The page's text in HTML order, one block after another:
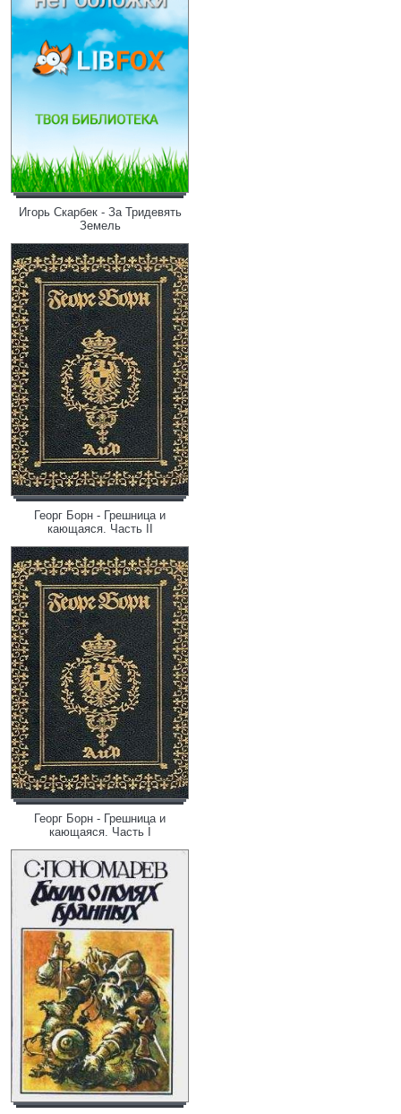
Игорь Скарбек - За Тридевять
Земель
Георг Борн - Грешница и
кающаяся. Часть II
Георг Борн - Грешница и
кающаяся. Часть I